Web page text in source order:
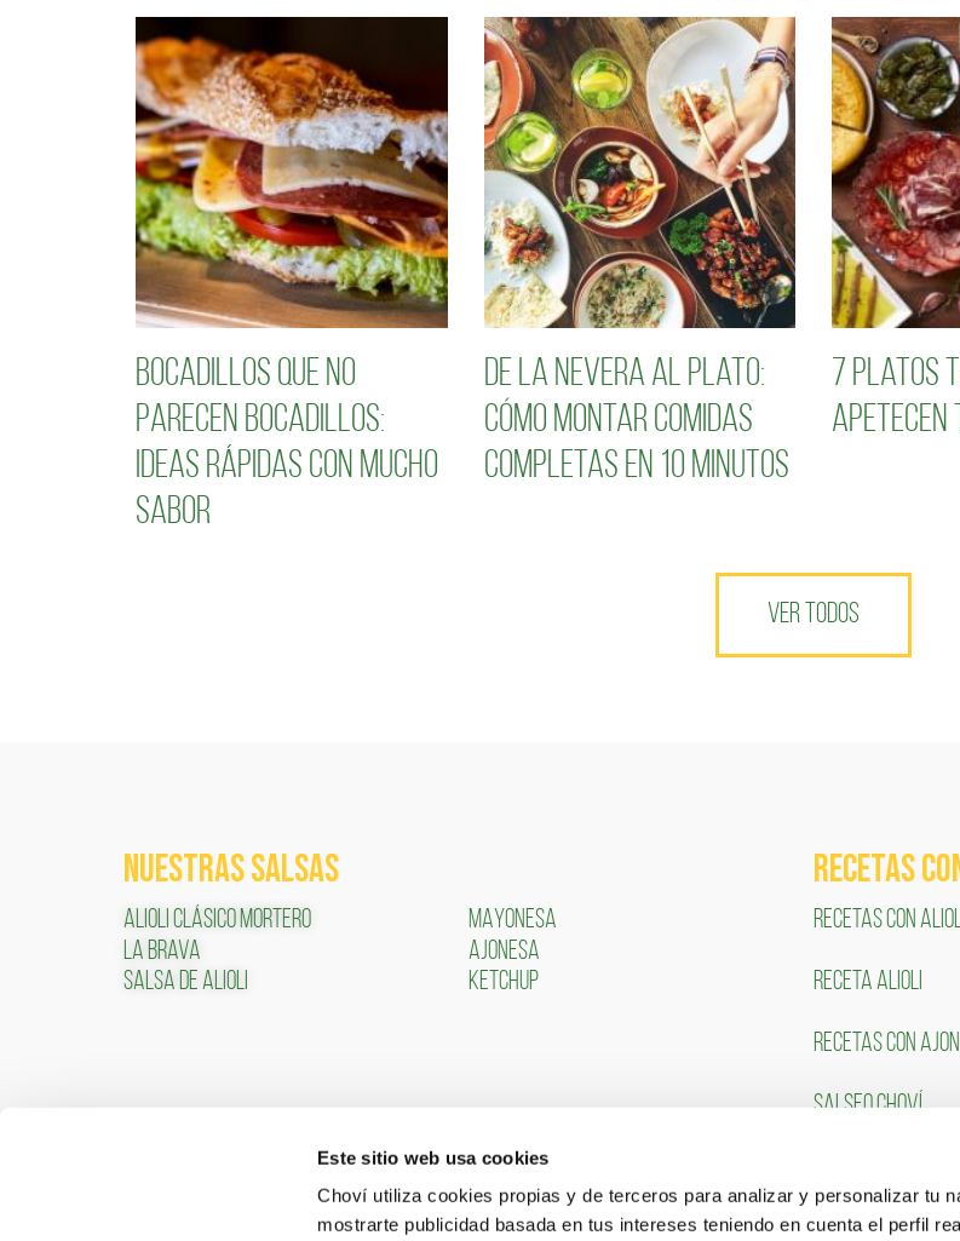
Este sitio web usa cookies
Choví utiliza cookies propias y de terceros para analizar y personalizar tu
mostrarte publicidad basada en tus intereses teniendo en cuenta el perfil
Bocadillos que no
parecen bocadillos:
ideas rápidas con mucho
sabor
De la nevera al plato:
cómo montar comidas
completas en 10 minutos
7 platos
apetecen
VER TODOS
NUESTRAS SALSAS
ALIOLI CLÁSICO MORTERO
LA BRAVA
SALSA DE ALIOLI
MAYONESA
AJONESA
KETCHUP
RECETAS
RECETAS CON
RECETA ALIOLI
RECETAS CON
SALSEO CHOVÍ
ÁREA CLIENTES TRABAJA